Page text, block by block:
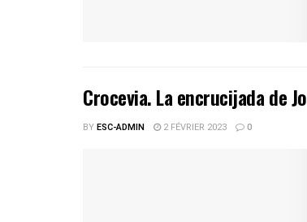
Crocevia. La encrucijada de
BYESC-ADMIN 2 FÉVRIER 2023 0